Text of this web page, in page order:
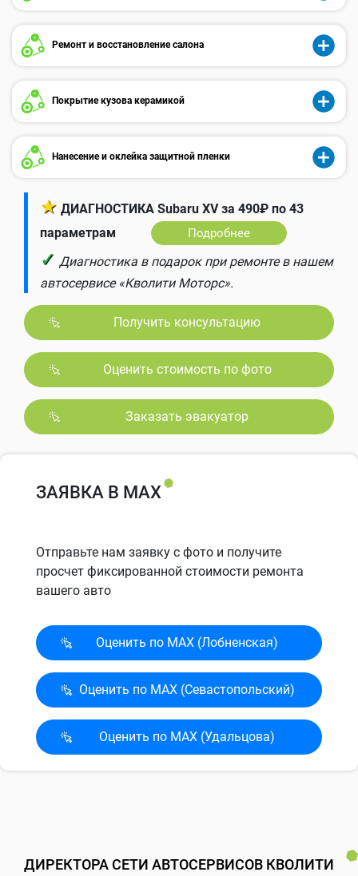
Ремонт и восстановление салона
Покрытие кузова керамикой
Нанесение и оклейка защитной пленки
★ ДИАГНОСТИКА Subaru XV за 490₽ по 43
параметрам
Подробнее
✓ Диагностика в подарок при ремонте в нашем
автосервисе «Кволити Моторс».
Получить консультацию
Оценить стоимость по фото
Заказать эвакуатор
ЗАЯВКА В MAX
Отправьте нам заявку с фото и получите
просчет фиксированной стоимости ремонта
вашего авто
Оценить по MAX (Лобненская)
Оценить по MAX (Севасто­польский)
Оценить по MAX (Удальцова)
ДИРЕКТОРА СЕТИ АВТОСЕРВИСОВ КВОЛИТИ